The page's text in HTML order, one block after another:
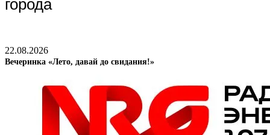
города
22.08.2026
Вечеринка «Лето, давай до свидания!»